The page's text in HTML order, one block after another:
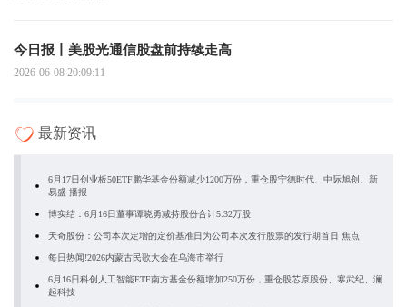
今日报丨美股光通信股盘前持续走高
2026-06-08 20:09:11
最新资讯
6月17日创业板50ETF鹏华基金份额减少1200万份，重仓股宁德时代、中际旭创、新
易盛 播报
博实结：6月16日董事谭晓勇减持股份合计5.32万股
天奇股份：公司本次定增的定价基准日为公司本次发行股票的发行期首日 焦点
每日热闻!2026内蒙古民歌大会在乌海市举行
6月16日科创人工智能ETF南方基金份额增加250万份，重仓股芯原股份、寒武纪、澜
起科技